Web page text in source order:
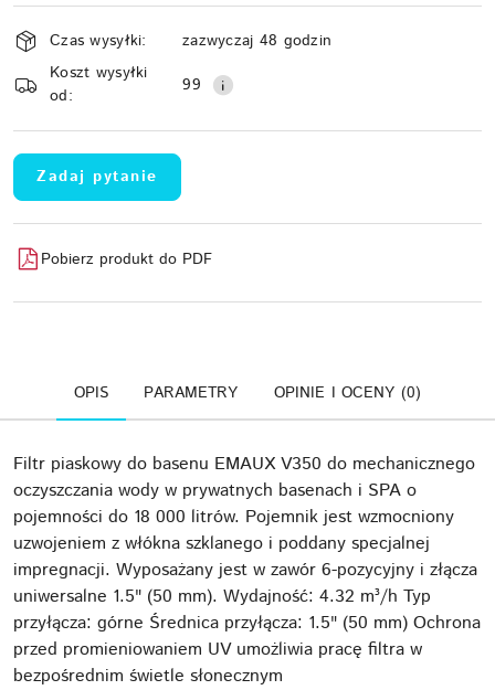
Wyślij
Dostępność
i
dostawa
Czas wysyłki:
zazwyczaj 48 godzin
Koszt wysyłki
od:
99
Zadaj pytanie
Pobierz produkt do PDF
OPIS PARAMETRY OPINIE I OCENY (0)
Filtr piaskowy do basenu EMAUX V350 do mechanicznego
oczyszczania wody w prywatnych basenach i SPA o
pojemności do 18 000 litrów. Pojemnik jest wzmocniony
uzwojeniem z włókna szklanego i poddany specjalnej
impregnacji. Wyposażany jest w zawór 6-pozycyjny i złącza
uniwersalne 1.5" (50 mm). Wydajność: 4.32 m³/h Typ
przyłącza: górne Średnica przyłącza: 1.5" (50 mm) Ochrona
przed promieniowaniem UV umożliwia pracę filtra w
bezpośrednim świetle słonecznym